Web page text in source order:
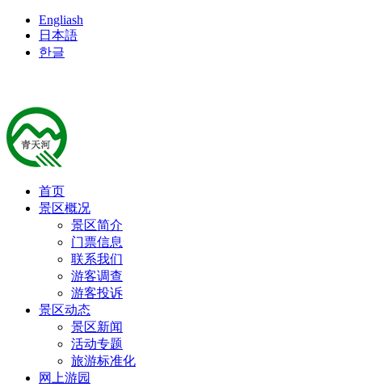
Engliash
日本語
한글
首页
景区概况
景区简介
门票信息
联系我们
游客调查
游客投诉
景区动态
景区新闻
活动专题
旅游标准化
网上游园